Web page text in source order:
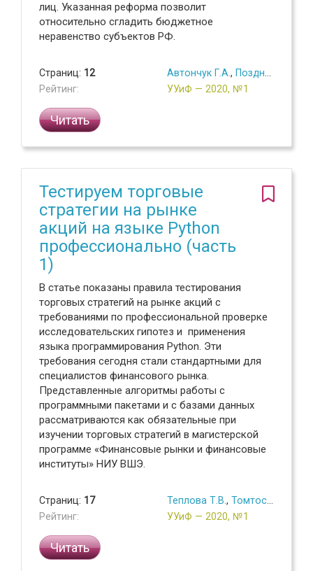
лиц. Указанная реформа позволит
относительно сгладить бюджетное
неравенство субъектов РФ.
Страниц: 12
Рейтинг:
Автончук Г.А. , Поздняков Г.Е.
УУиФ — 2020, №1
Читать
Тестируем торговые
стратегии на рынке
акций на языке Python
профессионально (часть
1)
В статье показаны правила тестирования
торговых стратегий на рынке акций с
требованиями по профессиональной проверке
исследовательских гипотез и применения
языка программирования Python. Эти
требования сегодня стали стандартными для
специалистов финансового рынка.
Представленные алгоритмы работы с
программными пакетами и с базами данных
рассматриваются как обязательные при
изучении торговых стратегий в магистерской
программе «Финансовые рынки и финансовые
институты» НИУ ВШЭ.
Страниц: 17
Рейтинг:
Теплова Т.В. , Томтосов А.Ф.
УУиФ — 2020, №1
Читать